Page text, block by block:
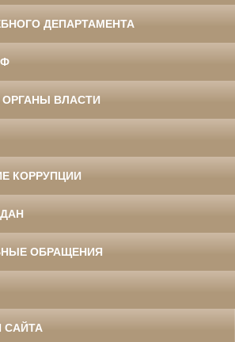
ДЕПАРТАМЕНТА
ВЛАСТИ
КОРРУПЦИИ
ОБРАЩЕНИЯ
САЙТА